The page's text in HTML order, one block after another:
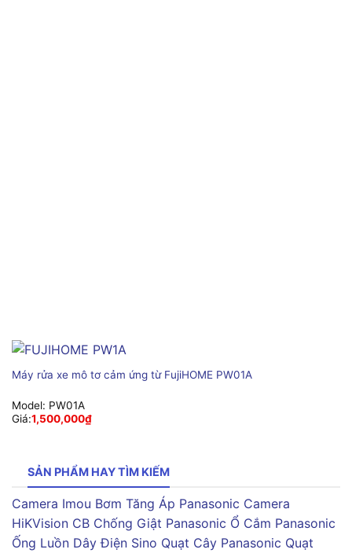
Máy rửa xe mô tơ cảm ứng từ FujiHOME PW01A
Model: PW01A
Giá:1,500,000₫
SẢN PHẨM HAY TÌM KIẾM
Camera Imou Bơm Tăng Áp Panasonic Camera
HiKVision CB Chống Giật Panasonic Ổ Cắm Panasonic
Ống Luồn Dây Điện Sino Quạt Cây Panasonic Quạt